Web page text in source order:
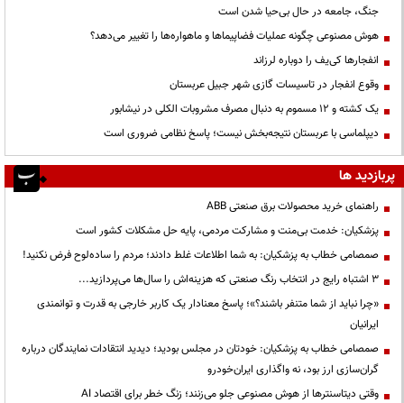
جنگ، جامعه در حال بی‌حیا شدن است
هوش مصنوعی چگونه عملیات فضاپیماها و ماهواره‌ها را تغییر می‌دهد؟
انفجارها کی‌یف را دوباره لرزاند
وقوع انفجار در تاسیسات گازی شهر جبیل عربستان
یک کشته و ۱۲ مسموم به دنبال مصرف مشروبات الکلی در نیشابور
دیپلماسی با عربستان نتیجه‌بخش نیست؛ پاسخ نظامی ضروری است
پربازدید ها
راهنمای خرید محصولات برق صنعتی ABB
پزشکیان: خدمت بی‌منت و مشارکت مردمی، پایه حل مشکلات کشور است
صمصامی خطاب به پزشکیان: به شما اطلاعات غلط دادند؛ مردم را ساده‌لوح فرض نکنید!
3 اشتباه رایج در انتخاب رنگ صنعتی که هزینه‌اش را سال‌ها می‌پردازید...
«چرا نباید از شما متنفر باشند؟»؛ پاسخ معنادار یک کاربر خارجی به قدرت و توانمندی
ایرانیان
صمصامی خطاب به پزشکیان: خودتان در مجلس بودید؛ دیدید انتقادات نمایندگان درباره
گران‌سازی ارز بود، نه واگذاری ایران‌خودرو
وقتی دیتاسنترها از هوش مصنوعی جلو می‌زنند؛ زنگ خطر برای اقتصاد AI